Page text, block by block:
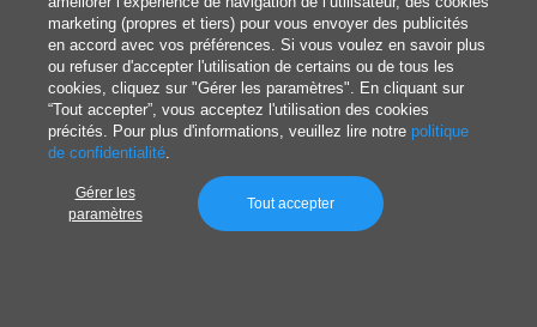
Bien qu’il ait atteint son apogée aux XVIIe et XVIIIe
siècles, l’art du découpage de papier aux Pays-Bas
ne s’est pas arrêté là. Aujourd’hui, les
professionnels de cette discipline se réunissent
au sein de plateformes telles que
l’Association
marketing (propres et tiers) pour vous envoyer des publicités
en accord avec vos préférences. Si vous voulez en savoir plus
ou refuser d'accepter l'utilisation de certains ou de tous les
cookies, cliquez sur "Gérer les paramètres". En cliquant sur
“Tout accepter”, vous acceptez l'utilisation des cookies
précités. Pour plus d'informations, veuillez lire notre politique
de confidentialité.
Gérer les
paramètres
Tout accepter